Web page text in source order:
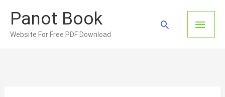
content
Panot Book
Website For Free PDF Download
Main
Search